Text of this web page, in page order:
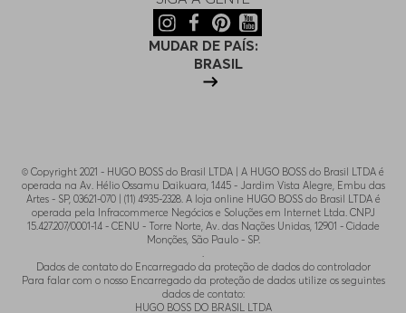
MUDAR DE PAÍS:
BRASIL
© Copyright 2021 - HUGO BOSS do Brasil LTDA | A HUGO BOSS do Brasil LTDA é
operada na Av. Hélio Ossamu Daikuara, 1445 - Jardim Vista Alegre, Embu das
Artes - SP, 03621-070 | (11) 4935-2328. A loja online HUGO BOSS do Brasil LTDA é
operada pela Infracommerce Negócios e Soluções em Internet Ltda. CNPJ
15.427.207/0001-14 - CENU - Torre Norte, Av. das Nações Unidas, 12901 - Cidade
Monções, São Paulo - SP.
.
Dados de contato do Encarregado da proteção de dados do controlador
Para falar com o nosso Encarregado da proteção de dados utilize os seguintes
dados de contato:
HUGO BOSS DO BRASIL LTDA